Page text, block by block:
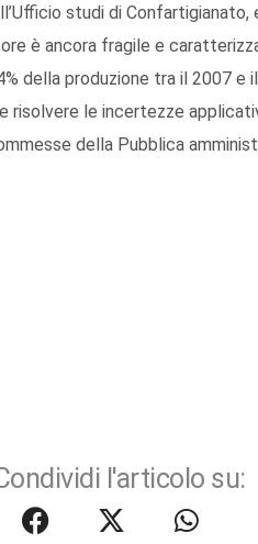
studi di
è ancora fragile e
della produzione tra il 2007 e
risolvere le incertezze
della Pubblica
l'articolo su: